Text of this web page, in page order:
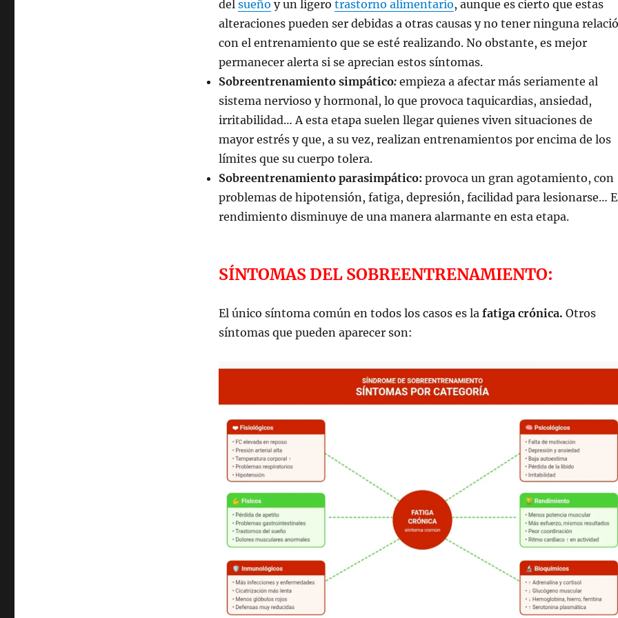
del sueño y un ligero trastorno alimentario, aunque es cierto que estas
alteraciones pueden ser debidas a otras causas y no tener ninguna
con el entrenamiento que se esté realizando. No obstante, es mejor
permanecer alerta si se aprecian estos síntomas.
Sobreentrenamiento simpático:empieza a afectar más seriamente al
sistema nervioso y hormonal, lo que provoca taquicardias, ansiedad,
irritabilidad… A esta etapa suelen llegar quienes viven situaciones de
mayor estrés y que, a su vez, realizan entrenamientos por encima de los
límites que su cuerpo tolera.
Sobreentrenamiento parasimpático: provoca un gran agotamiento, con
problemas de hipotensión, fatiga, depresión, facilidad para lesionarse…
rendimiento disminuye de una manera alarmante en esta etapa.
SÍNTOMAS DEL SOBREENTRENAMIENTO:
El único síntoma común en todos los casos es la fatiga crónica. Otros
síntomas que pueden aparecer son: